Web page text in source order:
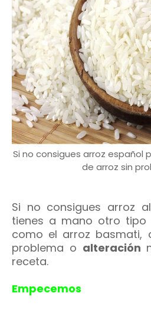
Si no consigues arroz español
de arroz sin
Si no consigues arroz al
tienes a mano otro tipo
como el arroz basmati,
problema o alteración
receta.
Empecemos